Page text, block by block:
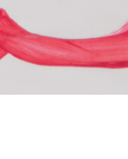
프로그램 안내
원데이클래스
운영규정
월
주
(燈
클